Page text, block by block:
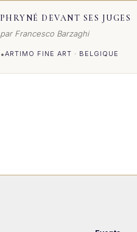
PHRYNÉ DEVANT SES JUGES
par Francesco Barzaghi
•ARTIMO FINE ART · BELGIQUE